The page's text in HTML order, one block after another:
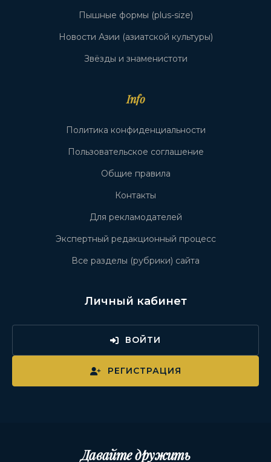
Пышные формы (plus-size)
Новости Азии (азиатской культуры)
Звёзды и знаменистоти
Info
Политика конфиденциальности
Пользовательское соглашение
Общие правила
Контакты
Для рекламодателей
Экспертный редакционный процесс
Все разделы (рубрики) сайта
Личный кабинет
ВОЙТИ
РЕГИСТРАЦИЯ
Давайте дружить